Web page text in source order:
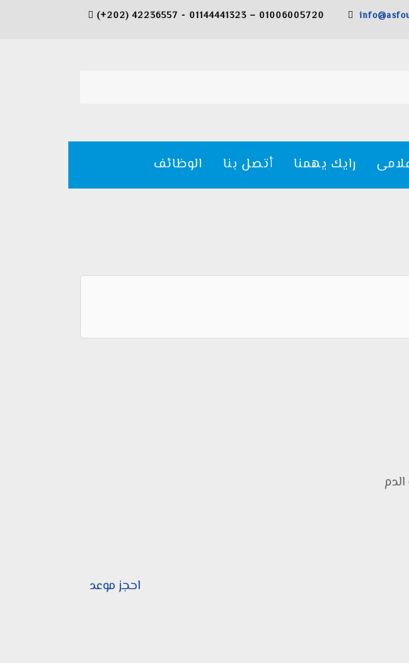
(+202) 42236557 - 01144441323 – 01006005720
رايك يهمنا أتصل بنا الوظائف
احجز موعد